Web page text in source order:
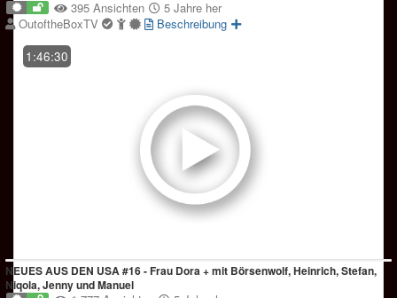
395 Ansichten
5 Jahre her
OutoftheBoxTV
Beschreibung
1:46:30
NEUES AUS DEN USA #16 - Frau Dora + mit Börsenwolf, Heinrich, Stefan,
Niqola, Jenny und Manuel